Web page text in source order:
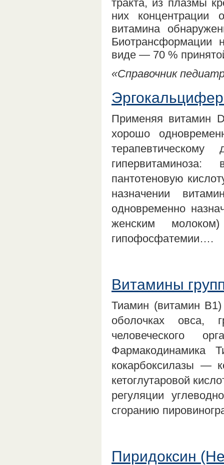
тракта, из плазмы
них концентрации
витамина
Биотрансформации
виде — 70 %
«Справочник
Применяя витамин
хорошо
пантотеновую
назначении
одновременно
женским
гипофосфатемии….
Витамины
Тиамин (витамин
оболочках овса,
человеческого
Фармакодинамика
кокарбоксилазы —
кетоглутаровой
регуляции
сгоранию
Пиридоксин